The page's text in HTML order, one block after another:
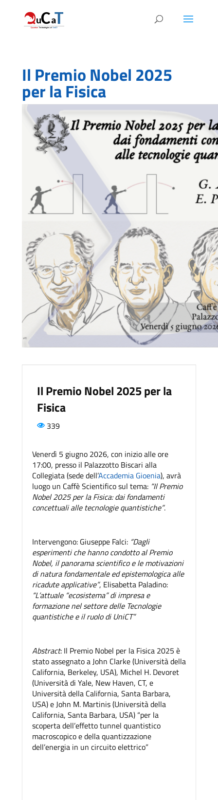
Il Premio Nobel 2025
per la Fisica
Il Premio Nobel 2025 per la
Fisica
339
Venerdì 5 giugno 2026, con inizio alle ore
17:00, presso il Palazzotto Biscari alla
Collegiata (sede dell’Accademia Gioenia), avrà
luogo un Caffè Scientifico sul tema: “Il Premio
Nobel 2025 per la Fisica: dai fondamenti
concettuali alle tecnologie quantistiche”.
Intervengono: Giuseppe Falci: “Dagli
esperimenti che hanno condotto al Premio
Nobel, il panorama scientifico e le motivazioni
di natura fondamentale ed epistemologica alle
ricadute applicative”, Elisabetta Paladino:
“L’attuale “ecosistema” di impresa e
formazione nel settore delle Tecnologie
quantistiche e il ruolo di UniCT”
Abstract: Il Premio Nobel per la Fisica 2025 è
stato assegnato a John Clarke (Università della
California, Berkeley, USA), Michel H. Devoret
(Università di Yale, New Haven, CT, e
Università della California, Santa Barbara,
USA) e John M. Martinis (Università della
California, Santa Barbara, USA) “per la
scoperta dell’effetto tunnel quantistico
macroscopico e della quantizzazione
dell’energia in un circuito elettrico”